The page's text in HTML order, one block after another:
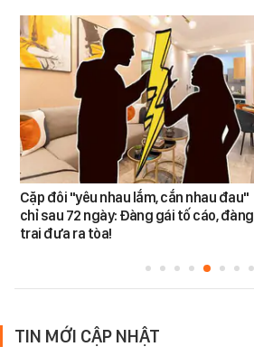
Cặp đôi "yêu nhau lắm, cắn nhau đau"
chỉ sau 72 ngày: Đàng gái tố cáo, đàng
trai đưa ra tòa!
TIN MỚI CẬP NHẬT